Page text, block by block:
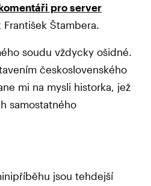
pro server
František Štambera.
soudu vždycky ošidné.
československého
mi na mysli historka, jež
samostatného
jsou tehdejší